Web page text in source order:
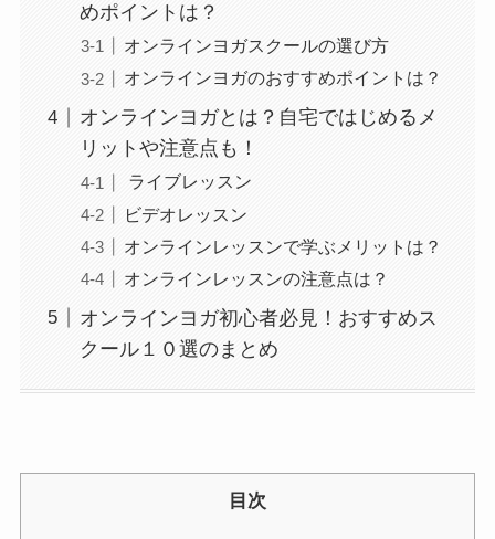
めポイントは？
オンラインヨガスクールの選び方
オンラインヨガのおすすめポイントは？
オンラインヨガとは？自宅ではじめるメ
リットや注意点も！
ライブレッスン
ビデオレッスン
オンラインレッスンで学ぶメリットは？
オンラインレッスンの注意点は？
オンラインヨガ初心者必見！おすすめス
クール１０選のまとめ
目次